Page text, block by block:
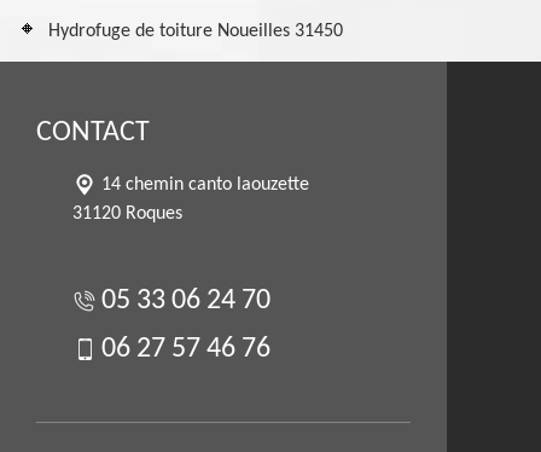
Hydrofuge de toiture Noueilles 31450
CONTACT
14 chemin canto laouzette
31120 Roques
05 33 06 24 70
06 27 57 46 76